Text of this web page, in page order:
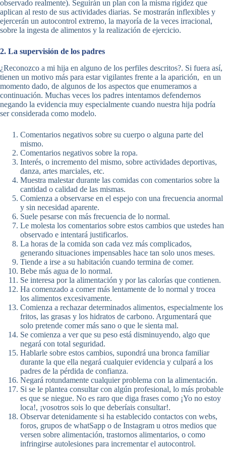
observado realmente). Seguirán un plan con la misma rigidez que
aplican al resto de sus actividades diarias. Se mostrarán inflexibles y
ejercerán un autocontrol extremo, la mayoría de la veces irracional,
sobre la ingesta de alimentos y la realización de ejercicio.
2. La supervisión de los padres
¿Reconozco a mi hija en alguno de los perfiles descritos?. Si fuera así,
tienen un motivo más para estar vigilantes frente a la aparición, en un
momento dado, de algunos de los aspectos que enumeramos a
continuación. Muchas veces los padres intentamos defendernos
negando la evidencia muy especialmente cuando nuestra hija podría
ser considerada como modelo.
Comentarios negativos sobre su cuerpo o alguna parte del
mismo.
Comentarios negativos sobre la ropa.
Interés, o incremento del mismo, sobre actividades deportivas,
danza, artes marciales, etc.
Muestra malestar durante las comidas con comentarios sobre la
cantidad o calidad de las mismas.
Comienza a observarse en el espejo con una frecuencia anormal
y sin necesidad aparente.
Suele pesarse con más frecuencia de lo normal.
Le molesta los comentarios sobre estos cambios que ustedes han
observado e intentará justificarlos.
La horas de la comida son cada vez más complicados,
generando situaciones impensables hace tan solo unos meses.
Tiende a irse a su habitación cuando termina de comer.
Bebe más agua de lo normal.
Se interesa por la alimentación y por las calorías que contienen.
Ha comenzado a comer más lentamente de lo normal y trocea
los alimentos excesivamente.
Comienza a rechazar determinados alimentos, especialmente los
fritos, las grasas y los hidratos de carbono. Argumentará que
solo pretende comer más sano o que le sienta mal.
Se comienza a ver que su peso está disminuyendo, algo que
negará con total seguridad.
Hablarle sobre estos cambios, supondrá una bronca familiar
durante la que ella negará cualquier evidencia y culpará a los
padres de la pérdida de confianza.
Negará rotundamente cualquier problema con la alimentación.
Si se le plantea consultar con algún profesional, lo más probable
es que se niegue. No es raro que diga frases como ¡Yo no estoy
loca!, ¡vosotros sois lo que deberíais consultar!.
Observar detenidamente si ha establecido contactos con webs,
foros, grupos de whatSapp o de Instagram u otros medios que
versen sobre alimentación, trastornos alimentarios, o como
infringirse autolesiones para incrementar el autocontrol.